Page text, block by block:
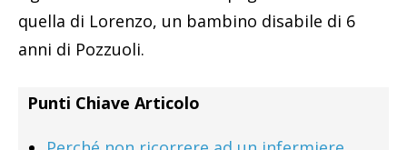
quella di Lorenzo, un bambino disabile di 6
anni di Pozzuoli.
Punti Chiave Articolo